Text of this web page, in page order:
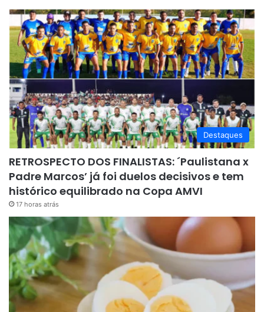
Destaques
RETROSPECTO DOS FINALISTAS: ´Paulistana x
Padre Marcos’ já foi duelos decisivos e tem
histórico equilibrado na Copa AMVI
17 horas atrás